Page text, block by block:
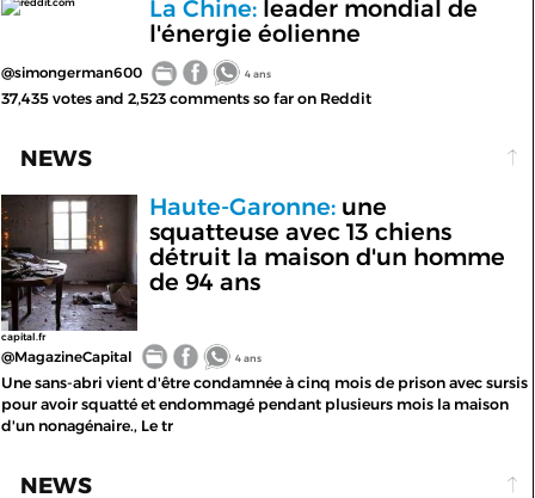
reddit.com La Chine:leader mondial de
l'énergie éolienne
@simongerman600 4 ans
37,435 votes and 2,523 comments so far on Reddit
NEWS
capital.fr
Haute-Garonne:une
squatteuse avec 13 chiens
détruit la maison d'un homme
de 94 ans
@MagazineCapital 4 ans
Une sans-abri vient d'être condamnée à cinq mois de prison avec sursis
pour avoir squatté et endommagé pendant plusieurs mois la maison
d'un nonagénaire., Le tr
NEWS